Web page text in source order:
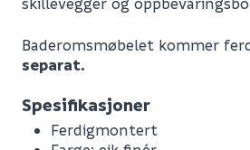
Baderomsmøbelet kommer
separat.
Spesifikasjoner
Ferdigmontert